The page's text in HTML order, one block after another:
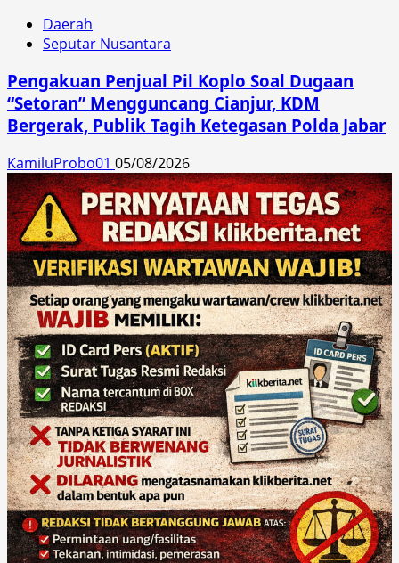
Daerah
Seputar Nusantara
Pengakuan Penjual Pil Koplo Soal Dugaan
“Setoran” Mengguncang Cianjur, KDM
Bergerak, Publik Tagih Ketegasan Polda Jabar
KamiluProbo01 05/08/2026